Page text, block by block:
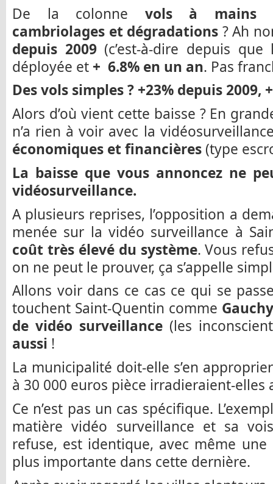
De la colonne vols à mains
cambriolages et dégradations ? Ah
depuis 2009(c’est-à-dire depuis
déployée et + 6.8% en un an. Pas
Des vols simples ? +23% depuis 2009,
Alors d’où vient cette baisse ? En
n’a rien à voir avec la
économiques et financières (type
La baisse que vous annoncez ne
vidéosurveillance.
A plusieurs reprises, l’opposition a
menée sur la vidéo surveillance à
coût très élevé du système. Vous
on ne peut le prouver, ça s’appelle
Allons voir dans ce cas ce qui se
touchent Saint-Quentin comme
de vidéo surveillance (les
aussi !
La municipalité doit-elle s’en
à 30 000 euros pièce irradieraient-elles
Ce n’est pas un cas spécifique.
matière vidéo surveillance et sa
refuse, est identique, avec même
plus importante dans cette dernière.